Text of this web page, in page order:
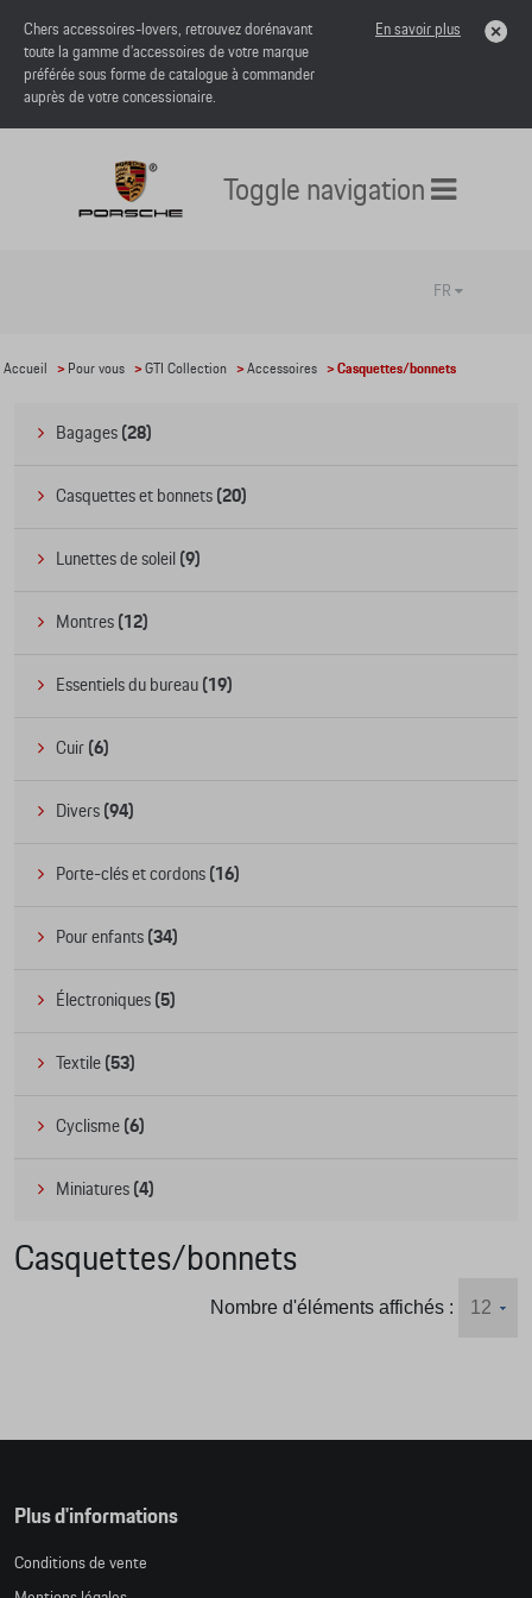
Chers accessoires-lovers, retrouvez dorénavant
toute la gamme d’accessoires de votre marque
préférée sous forme de catalogue à commander
auprès de votre concessionaire.
En savoir plus
Toggle navigation
FR
Accueil > Pour vous >GTI Collection >Accessoires > Casquettes/bonnets
Bagages (28)
Casquettes et bonnets (20)
Lunettes de soleil (9)
Montres (12)
Essentiels du bureau (19)
Cuir (6)
Divers (94)
Porte-clés et cordons (16)
Pour enfants (34)
Électroniques (5)
Textile (53)
Cyclisme (6)
Miniatures (4)
Casquettes/bonnets
Nombre d'éléments affichés :
Plus d'informations
Conditions de vente